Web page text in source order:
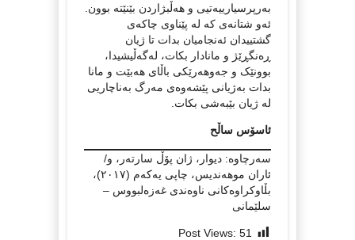
بەرپرسیارییەتیی و هەڵبژاردن بێنێتە بوون.
ئەو شتانەی کە لە پێناوی چاکەی
گشتییدان ئەنجامیان بدات تا ژیان
ڕەنگڕێژ و مانادار بکات، لەگەڵیشیدا،
بوونێک و جەوهەرێکی باڵای هەبێت و مانا
بدات بەژیانی پێشەوەی مەرگ بەناچاریی
لە ژیان بێبەشی بکات.
ئاسۆس ساڵح
سەرچاوە: دیوار، ژان پۆڵ سارتەر، و/
ئاران موهەندیس، چاپی یەکەم (٢٠١٧)،
بڵاوکراوەکانی ناوەندی غەزەلبووس –
سلێمانی
Post Views: 51